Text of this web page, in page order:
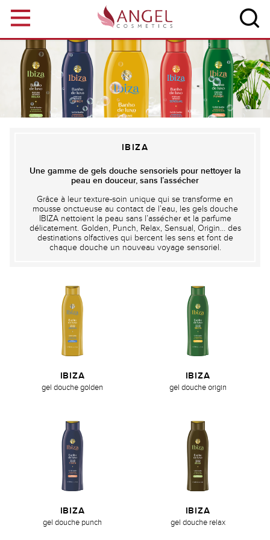
IBIZA
Une gamme de gels douche sensoriels pour nettoyer la
peau en douceur, sans l’assécher
Grâce à leur texture-soin unique qui se transforme en
mousse onctueuse au contact de l’eau, les gels douche
IBIZA nettoient la peau sans l’assécher et la parfume
délicatement. Golden, Punch, Relax, Sensual, Origin… des
destinations olfactives qui bercent les sens et font de
chaque douche un nouveau voyage sensoriel.
IBIZA
gel douche golden
IBIZA
gel douche origin
IBIZA
gel douche punch
IBIZA
gel douche relax